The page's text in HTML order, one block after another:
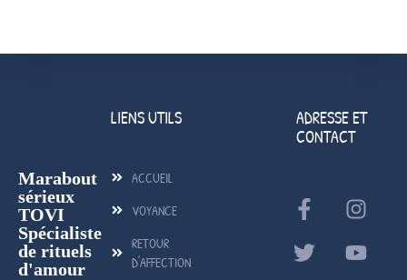
Marabout
sérieux
TOVI
Spécialiste
de rituels
d'amour
LIENS UTILS
ACCUEIL
VOYANCE
RETOUR
D'AFFECTION
ADRESSE ET
CONTACT